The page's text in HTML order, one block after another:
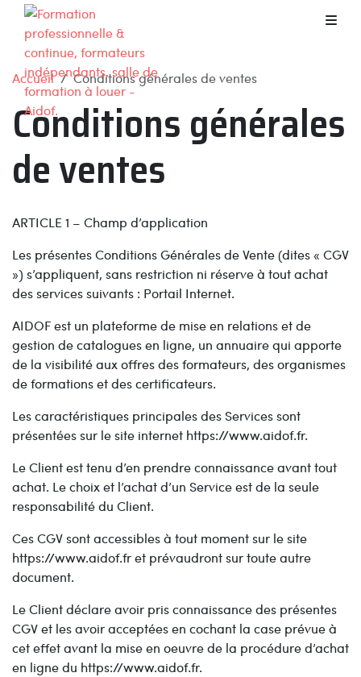
Accueil Conditions générales de ventes
Conditions générales
de ventes
ARTICLE 1 – Champ d’application
Les présentes Conditions Générales de Vente (dites « CGV
») s’appliquent, sans restriction ni réserve à tout achat
des services suivants : Portail Internet.
AIDOF est un plateforme de mise en relations et de
gestion de catalogues en ligne, un annuaire qui apporte
de la visibilité aux offres des formateurs, des organismes
de formations et des certificateurs.
Les caractéristiques principales des Services sont
présentées sur le site internet https://www.aidof.fr.
Le Client est tenu d’en prendre connaissance avant tout
achat. Le choix et l’achat d’un Service est de la seule
responsabilité du Client.
Ces CGV sont accessibles à tout moment sur le site
https://www.aidof.fr et prévaudront sur toute autre
document.
Le Client déclare avoir pris connaissance des présentes
CGV et les avoir acceptées en cochant la case prévue à
cet effet avant la mise en oeuvre de la procédure d’achat
en ligne du https://www.aidof.fr.